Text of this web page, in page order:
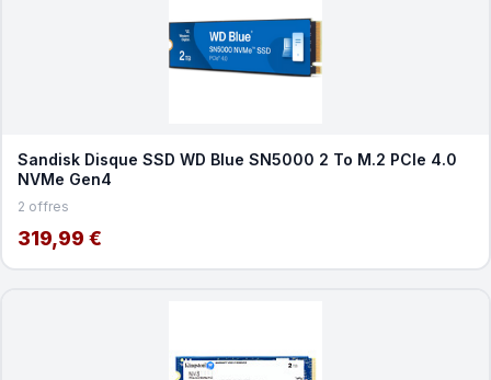
Sandisk Disque SSD WD Blue SN5000 2 To M.2 PCIe 4.0
NVMe Gen4
2 offres
319,99 €